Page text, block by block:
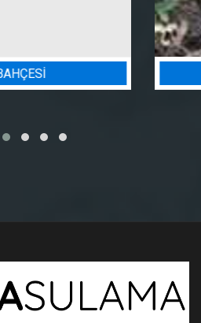
BAHÇESI SULAMA PROJESI